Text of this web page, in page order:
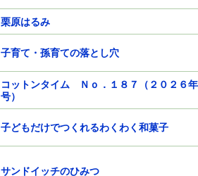
栗原はるみ
子育て・孫育ての落とし穴
コットンタイム Ｎｏ．１８７（２０２６
号）
子どもだけでつくれるわくわく和菓子
サンドイッチのひみつ